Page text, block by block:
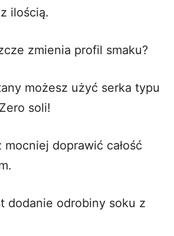
ilością.
zmienia profil smaku?
możesz użyć serka typu
soli!
doprawić całość
dodanie odrobiny soku z